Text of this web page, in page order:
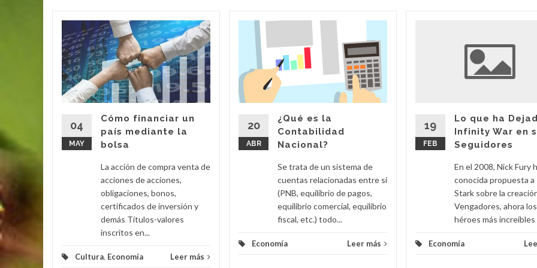
más
04
MAY
Cómo financiar un
país mediante la
bolsa
La acción de compra venta de
acciones de acciones,
obligaciones, bonos,
certificados de inversión y
demás Títulos-valores
inscritos en...
Cultura, Economía Leer más
20
ABR
¿Qué es la
Contabilidad
Nacional?
Se trata de un sistema de
cuentas relacionadas entre sí
(PNB, equilibrio de pagos,
equilibrio comercial, equilibrio
fiscal, etc.) todo...
Economía Leer más
19
FEB
Lo que ha
Infinity War en
Seguidores
En el 2008, Nick Fury
conocida propuesta a
Stark sobre la
Vengadores, ahora los
héroes más increíbles
Economía